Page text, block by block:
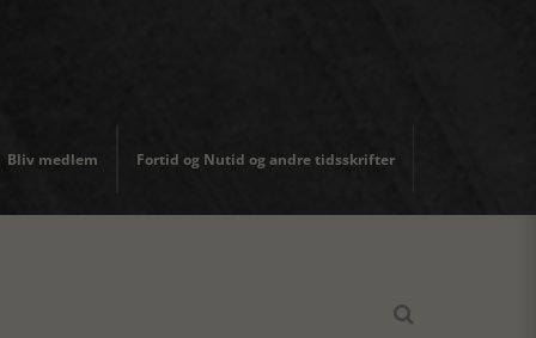
Bliv medlem Fortid og Nutid og andre tidsskrifter
